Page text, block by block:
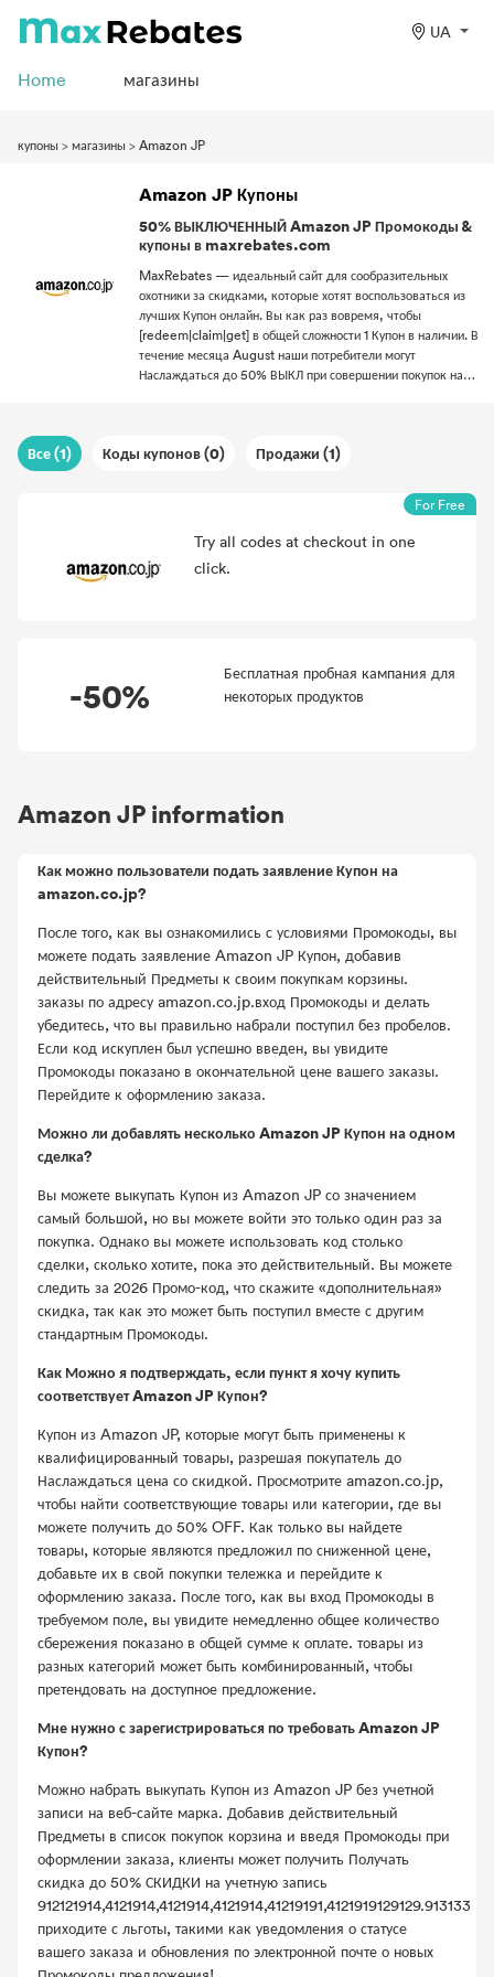
UA
Home магазины
купоны >магазины >Amazon JP
Amazon JP Купоны
50% ВЫКЛЮЧЕННЫЙ Amazon JP Промокоды &
купоны в maxrebates.com
MaxRebates — идеальный сайт для сообразительных
охотники за скидками, которые хотят воспользоваться из
лучших Купон онлайн. Вы как раз вовремя, чтобы
[redeem|claim|get] в общей сложности 1 Купон в наличии. В
течение месяца August наши потребители могут
Наслаждаться до 50% ВЫКЛ при совершении покупок на
будете совершать покупки в Интернете, как раньше,
Все (1) Коды купонов (0) Продажи (1)
Try all codes at checkout in one
click.
For Free
-50%
Бесплатная пробная кампания для
некоторых продуктов
Amazon JP information
Как можно пользователи подать заявление Купон на
amazon.co.jp?
После того, как вы ознакомились с условиями Промокоды, вы
можете подать заявление Amazon JP Купон, добавив
действительный Предметы к своим покупкам корзины.
заказы по адресу amazon.co.jp.вход Промокоды и делать
убедитесь, что вы правильно набрали поступил без пробелов.
Если код искуплен был успешно введен, вы увидите
Промокоды показано в окончательной цене вашего заказы.
Перейдите к оформлению заказа.
Можно ли добавлять несколько Amazon JP Купон на одном
сделка?
Вы можете выкупать Купон из Amazon JP со значением
самый большой, но вы можете войти это только один раз за
покупка. Однако вы можете использовать код столько
сделки, сколько хотите, пока это действительный. Вы можете
следить за 2026 Промо-код, что скажите «дополнительная»
скидка, так как это может быть поступил вместе с другим
стандартным Промокоды.
Как Можно я подтверждать, если пункт я хочу купить
соответствует Amazon JP Купон?
Купон из Amazon JP, которые могут быть применены к
квалифицированный товары, разрешая покупатель до
Наслаждаться цена со скидкой. Просмотрите amazon.co.jp,
чтобы найти соответствующие товары или категории, где вы
можете получить до 50% OFF. Как только вы найдете
товары, которые являются предложил по сниженной цене,
добавьте их в свой покупки тележка и перейдите к
оформлению заказа. После того, как вы вход Промокоды в
требуемом поле, вы увидите немедленно общее количество
сбережения показано в общей сумме к оплате. товары из
разных категорий может быть комбинированный, чтобы
претендовать на доступное предложение.
Мне нужно с зарегистрироваться по требовать Amazon JP
Купон?
Можно набрать выкупать Купон из Amazon JP без учетной
записи на веб-сайте марка. Добавив действительный
Предметы в список покупок корзина и введя Промокоды при
оформлении заказа, клиенты может получить Получать
скидка до 50% СКИДКИ на учетную запись
912121914,4121914,4121914,4121914,41219191,4121919129129.913133
приходите с льготы, такими как уведомления о статусе
вашего заказа и обновления по электронной почте о новых